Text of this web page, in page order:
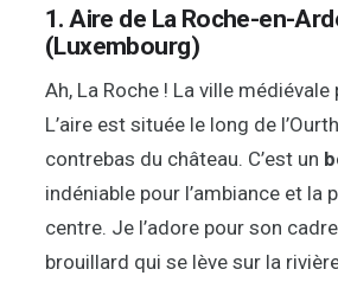
1. Aire de La Roche-en-
(Luxembourg)
Ah, La Roche ! La ville médiévale
L’aire est située le long de
contrebas du château. C’est un
indéniable pour l’ambiance et la
centre. Je l’adore pour son
brouillard qui se lève sur la